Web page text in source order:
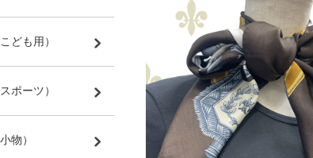
ども用）
ポーツ）
物）